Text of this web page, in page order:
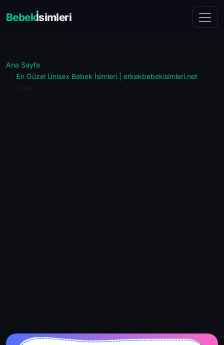
Bebekİsimleri
Ana Sayfa
En Güzel Unisex Bebek İsimleri | erkekbebekisimleri.net